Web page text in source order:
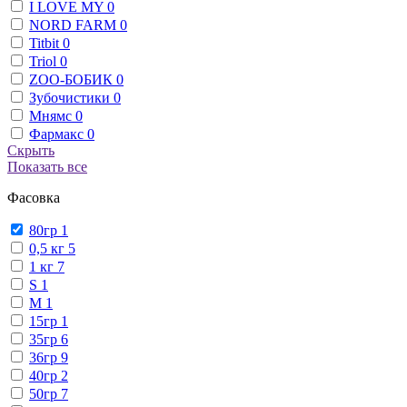
I LOVE MY 0
NORD FARM 0
Titbit 0
Triol 0
ZОО-БОБИК 0
Зубочистики 0
Мнямс 0
Фармакс 0
Скрыть
Показать все
Фасовка
80гр 1
0,5 кг 5
1 кг 7
S 1
М 1
15гр 1
35гр 6
36гр 9
40гр 2
50гр 7